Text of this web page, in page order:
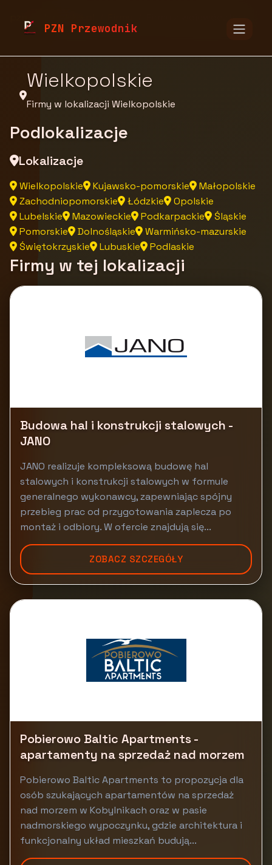
PZN Przewodnik
Wielkopolskie
Firmy w lokalizacji Wielkopolskie
Podlokalizacje
Lokalizacje
Wielkopolskie Kujawsko-pomorskie
Małopolskie
Zachodniopomorskie
Łódzkie
Opolskie
Lubelskie
Mazowieckie Podkarpackie
Śląskie
Pomorskie
Dolnośląskie
Warmińsko-mazurskie
Świętokrzyskie
Lubuskie Podlaskie
Firmy w tej lokalizacji
Budowa hal i konstrukcji stalowych -
JANO
JANO realizuje kompleksową budowę hal
stalowych i konstrukcji stalowych w formule
generalnego wykonawcy, zapewniając spójny
przebieg prac od przygotowania zaplecza po
montaż i odbiory. W ofercie znajdują się...
ZOBACZ SZCZEGÓŁY
Pobierowo Baltic Apartments -
apartamenty na sprzedaż nad morzem
Pobierowo Baltic Apartments to propozycja dla
osób szukających apartamentów na sprzedaż
nad morzem w Kobylnikach oraz w pasie
nadmorskiego wypoczynku, gdzie architektura i
funkcjonalny układ mieszkań budują...